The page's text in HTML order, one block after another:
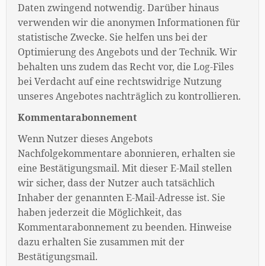
Daten zwingend notwendig. Darüber hinaus
verwenden wir die anonymen Informationen für
statistische Zwecke. Sie helfen uns bei der
Optimierung des Angebots und der Technik. Wir
behalten uns zudem das Recht vor, die Log-Files
bei Verdacht auf eine rechtswidrige Nutzung
unseres Angebotes nachträglich zu kontrollieren.
Kommentarabonnement
Wenn Nutzer dieses Angebots
Nachfolgekommentare abonnieren, erhalten sie
eine Bestätigungsmail. Mit dieser E-Mail stellen
wir sicher, dass der Nutzer auch tatsächlich
Inhaber der genannten E-Mail-Adresse ist. Sie
haben jederzeit die Möglichkeit, das
Kommentarabonnement zu beenden. Hinweise
dazu erhalten Sie zusammen mit der
Bestätigungsmail.